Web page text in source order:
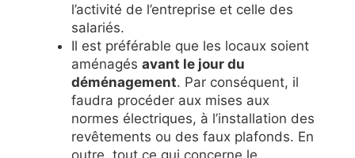
l’activité de l’entreprise et celle des
salariés.
Il est préférable que les locaux soient
aménagés avant le jour du
déménagement. Par conséquent, il
faudra procéder aux mises aux
normes électriques, à l’installation des
revêtements ou des faux plafonds. En
outre, tout ce qui concerne le